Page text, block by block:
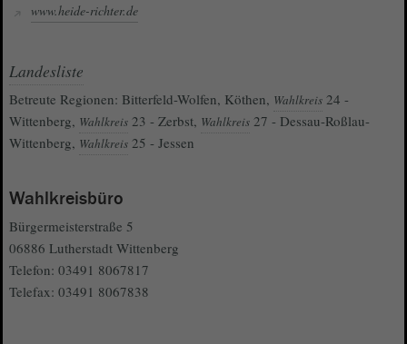
www.heide-richter.de
Landesliste
Betreute Regionen: Bitterfeld-Wolfen, Köthen, Wahlkreis 24 -
Wittenberg, Wahlkreis 23 - Zerbst, Wahlkreis 27 - Dessau-Roßlau-
Wittenberg, Wahlkreis 25 - Jessen
Wahlkreisbüro
Bürgermeisterstraße 5
06886 Lutherstadt Wittenberg
Telefon: 03491 8067817
Telefax: 03491 8067838